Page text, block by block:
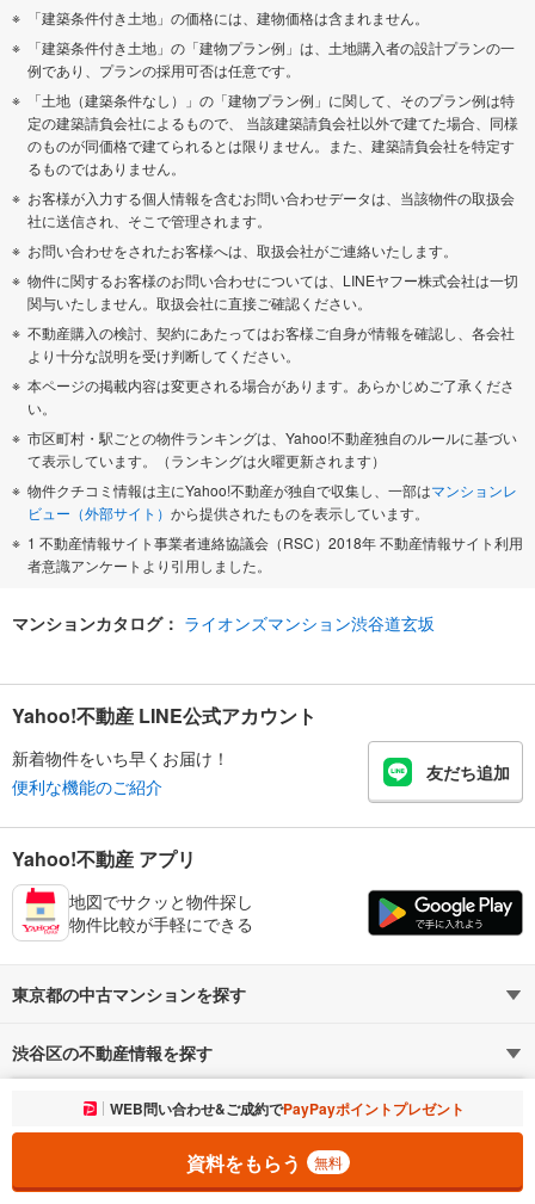
「建築条件付き土地」の価格には、建物価格は含まれません。
「建築条件付き土地」の「建物プラン例」は、土地購入者の設計プランの一
例であり、プランの採用可否は任意です。
「土地（建築条件なし）」の「建物プラン例」に関して、そのプラン例は特
定の建築請負会社によるもので、 当該建築請負会社以外で建てた場合、同様
のものが同価格で建てられるとは限りません。また、建築請負会社を特定す
るものではありません。
お客様が入力する個人情報を含むお問い合わせデータは、当該物件の取扱会
社に送信され、そこで管理されます。
お問い合わせをされたお客様へは、取扱会社がご連絡いたします。
物件に関するお客様のお問い合わせについては、LINEヤフー株式会社は一切
関与いたしません。取扱会社に直接ご確認ください。
不動産購入の検討、契約にあたってはお客様ご自身が情報を確認し、各会社
より十分な説明を受け判断してください。
本ページの掲載内容は変更される場合があります。あらかじめご了承くださ
い。
市区町村・駅ごとの物件ランキングは、Yahoo!不動産独自のルールに基づい
て表示しています。（ランキングは火曜更新されます）
物件クチコミ情報は主にYahoo!不動産が独自で収集し、一部はマンションレ
ビュー（外部サイト） から提供されたものを表示しています。
1 不動産情報サイト事業者連絡協議会（RSC）2018年 不動産情報サイト利用
者意識アンケートより引用しました。
マンションカタログ： ライオンズマンション渋谷道玄坂
お気に入りに追加しました。 一覧を開く
WEB問い合わせ&ご成約でPayPayポイントプレゼント
資料をもらう 無料
Yahoo!不動産 LINE公式アカウント
新着物件をいち早くお届け！
便利な機能のご紹介
友だち追加
Yahoo!不動産 アプリ
地図でサクッと物件探し
物件比較が手軽にできる
東京都の中古マンションを探す
路線・駅から探す
通勤・通学時間から探す 地図から探す
渋谷区の不動産情報を探す
不動産・住宅 賃貸住宅
中古マンション
暮らしのお役立ち情報
教えて！住まいの先生